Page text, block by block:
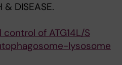
& DISEASE.
of ATG14L/S
lysosome